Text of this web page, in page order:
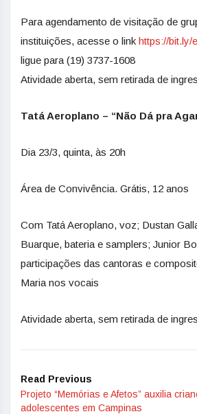
Para agendamento de visitação de
instituições, acesse o link https://bit.ly/
ligue para (19) 3737-1608
Atividade aberta, sem retirada de
Tatá Aeroplano – “Não Dá pra
Dia 23/3, quinta, às 20h
Área de Convivência. Grátis, 12 anos
Com Tatá Aeroplano, voz; Dustan
Buarque, bateria e samplers; Junior
participações das cantoras e
Maria nos vocais
Atividade aberta, sem retirada de
Read Previous
Projeto “Memórias e Afetos” auxilia
adolescentes em Campinas